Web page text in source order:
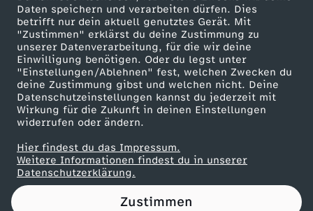
Daten speichern und verarbeiten dürfen. Dies
betrifft nur dein aktuell genutztes Gerät. Mit
"Zustimmen" erklärst du deine Zustimmung zu
unserer Datenverarbeitung, für die wir deine
Einwilligung benötigen. Oder du legst unter
"Einstellungen/Ablehnen" fest, welchen Zwecken du
deine Zustimmung gibst und welchen nicht. Deine
Datenschutzeinstellungen kannst du jederzeit mit
Wirkung für die Zukunft in deinen Einstellungen
widerrufen oder ändern.
Hier findest du das Impressum.
Weitere Informationen findest du in unserer
Datenschutzerklärung.
Zustimmen
u
n
d
R
u
s
ZDF goes Schule
Werbefernsehen
Mainzelmännchen
Partner